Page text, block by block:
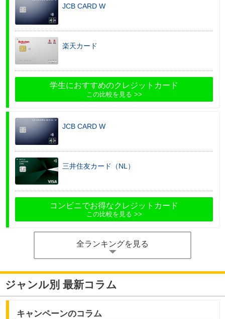
JCB CARD W
楽天カード
学生におすすめのクレジットカード
この比較を見る
JCB CARD W
三井住友カード（NL）
コンビニでお得なクレジットカード
この比較を見る
全ランキングを見る
ジャンル別 最新コラム
キャンペーンのコラム